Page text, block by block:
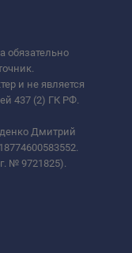
обязательно
и не является
437 (2) ГК РФ.
Дмитрий
№ 9721825).